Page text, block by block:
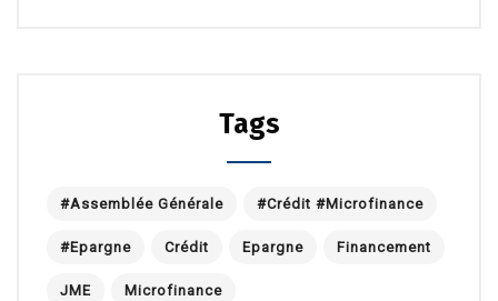
Tags
#Assemblée Générale #Crédit #Microfinance
#Epargne Crédit Epargne Financement
JME Microfinance